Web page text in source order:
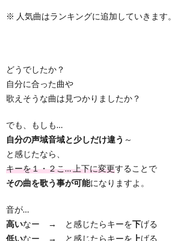
※ 人気曲はランキングに追加していきます。
どうでしたか？
自分に合った曲や
歌えそうな曲は見つかりましたか？
でも、もしも…
自分の声域音域と少しだけ違う ～
と感じたなら、
キーを１・２こ… 上下に変更することで
その曲を歌う事が可能になりますよ。
音が…
高いなー → と感じたらキーを下げる
低いなー → と感じたらキーを 上げる